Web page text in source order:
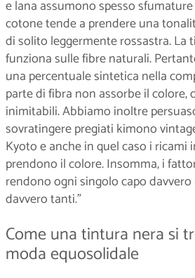
e lana assumono spesso
cotone tende a prendere una
di solito leggermente rossastra. La
funziona sulle fibre naturali.
una percentuale sintetica nella
parte di fibra non assorbe il colore,
inimitabili. Abbiamo inoltre
sovratingere pregiati kimono
Kyoto e anche in quel caso i ricami
prendono il colore. Insomma, i
rendono ogni singolo capo
davvero tanti.”
Come una tintura nera si
moda equosolidale